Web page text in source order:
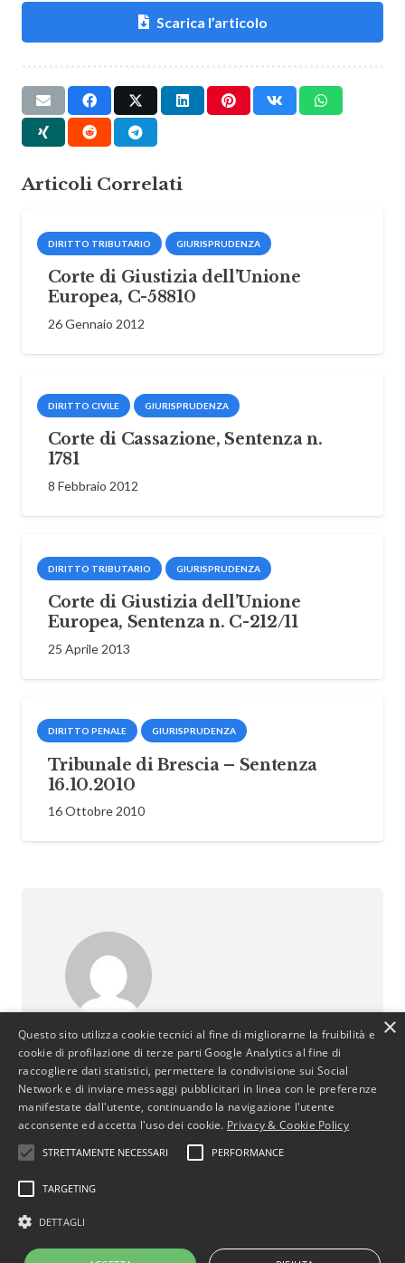
Scarica l’articolo
Articoli Correlati
DIRITTO TRIBUTARIO GIURISPRUDENZA
Corte di Giustizia dell’Unione
Europea, C-58810
26 Gennaio 2012
DIRITTO CIVILE GIURISPRUDENZA
Corte di Cassazione, Sentenza n.
1781
8 Febbraio 2012
DIRITTO TRIBUTARIO GIURISPRUDENZA
Corte di Giustizia dell’Unione
Europea, Sentenza n. C-212/11
25 Aprile 2013
DIRITTO PENALE GIURISPRUDENZA
Tribunale di Brescia – Sentenza
16.10.2010
16 Ottobre 2010
BusinessJus
487 post
http://www.businessjus.com
Il mondo del Diritto cambia. È un mondo in
continua evoluzione poiché segue le
evoluzioni del suo principale artefice: l’uomo.
commerciale cambia con le evoluzioni
dell’uomo e dell’economia attraverso
concepire strumenti che rendano più
×
Questo sito utilizza cookie tecnici al fine di migliorarne la fruibilità e
cookie di profilazione di terze parti Google Analytics al fine di
raccogliere dati statistici, permettere la condivisione sui Social
Network e di inviare messaggi pubblicitari in linea con le preferenze
manifestate dall'utente, continuando la navigazione l'utente
acconsente ed accetta l'uso dei cookie. Privacy & Cookie Policy
STRETTAMENTE NECESSARI PERFORMANCE
TARGETING
DETTAGLI